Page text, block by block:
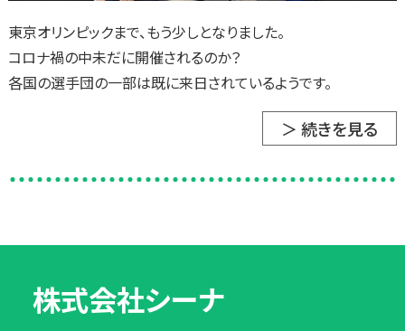
東京オリンピックまで、もう少しとなりました。
コロナ禍の中未だに開催されるのか？
各国の選手団の一部は既に来日されているようです。
＞ 続きを見る
株式会社シーナ